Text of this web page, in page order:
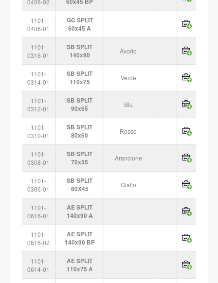
0406-02
60x45 BP
1101-
0406-01
GC SPLIT
60x45 A
1101-
0316-01
SB SPLIT
140x90
Avorio
1101-
0314-01
SB SPLIT
110x75
Verde
1101-
0312-01
SB SPLIT
90x65
Blu
1101-
0310-01
SB SPLIT
80x60
Rosso
1101-
0308-01
SB SPLIT
70x55
Arancione
1101-
0306-01
SB SPLIT
60X45
Giallo
1101-
0616-01
AE SPLIT
140x90 A
1101-
0616-02
AE SPLIT
140x90 BP
1101-
0614-01
AE SPLIT
110x75 A